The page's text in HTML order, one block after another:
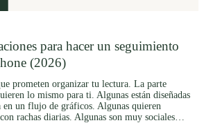
para hacer un seguimiento
(2026)
prometen organizar tu lectura. La parte
lo mismo para ti. Algunas están diseñadas
un flujo de gráficos. Algunas quieren
rachas diarias. Algunas son muy sociales…